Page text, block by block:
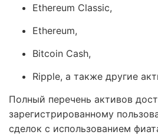
Ethereum Classic,
Ethereum,
Bitcoin Cash,
Ripple, а также другие
Полный перечень активов
зарегистрированному
сделок с использованием